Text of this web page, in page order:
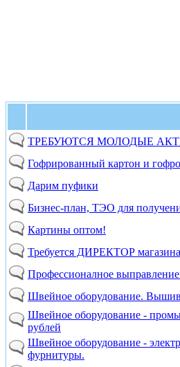
ТРЕБУЮТСЯ МОЛОДЫЕ
Гофрированный картон и
Дарим пуфики
Бизнес-план, ТЭО для
Картины оптом!
Требуется ДИРЕКТОР
Профессионалное
Швейное оборудование.
Швейное оборудование -
рублей
Швейное оборудование -
фурнитуры.